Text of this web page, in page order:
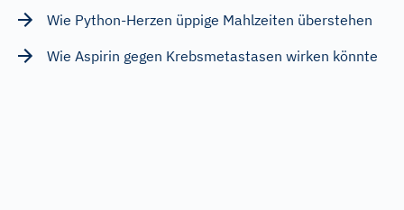
Wie Python-Herzen üppige Mahlzeiten überstehen
Wie Aspirin gegen Krebsmetastasen wirken könnte